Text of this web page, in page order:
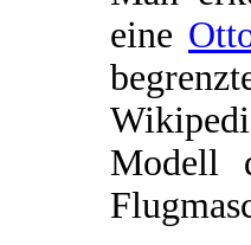
eine
Modell